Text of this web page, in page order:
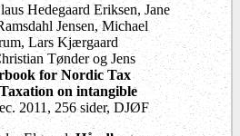
Hedegaard Eriksen, Jane
Jensen, Michael
Lars Kjærgaard
Tønder og Jens
for Nordic Tax
Taxation on intangible
2011, 256 sider, DJØF